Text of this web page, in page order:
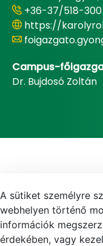
+36-37/518-300
https://
Campus-
Dr. Bujdosó Zoltán
A sütiket személyre
webhelyen történő
információk
érdekében, vagy